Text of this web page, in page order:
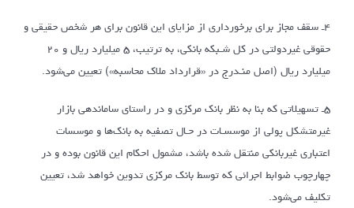
۴ـ سقف مجاز برای برخورداری از مزایای این قانون برای هر شخص حقیقی و
حقوقی غیردولتی در کل شـبکه بانکی، به ترتیب، ۵ میلیارد ریال و ۲۰
میلیارد ریال (اصل منـدرج در «قرارداد ملاک محاسبه») تعیین می‌شود.
۵ـ تسهیلاتی که بنا به نظر بانک مرکزی و در راستای ساماندهی بازار
غیرمتشکل پولی از موسسـات در حـال تصفیه به بانک‌ها و موسسات
اعتباری غیربانکی منتقل شده باشد، مشمول احکام این قانون بوده و در
چهارچوب ضوابط اجرائی که توسط بانک مرکزی تدوین خواهد شد، تعیین
تکلیف می‌شود.